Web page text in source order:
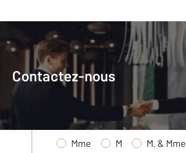
Contactez-nous
Écrivez-nous à propos
de votre projet
Civilité*
Mme
M M. & Mme